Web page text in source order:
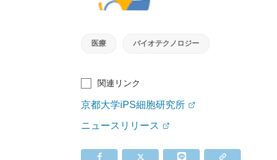
医療 バイオテクノロジー
関連リンク
京都大学iPS細胞研究所
ニュースリリース